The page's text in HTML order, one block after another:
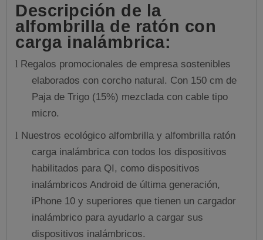
Descripción de la
alfombrilla de ratón con
carga inalámbrica:
l Regalos promocionales de empresa sostenibles
elaborados con corcho natural. Con 150 cm de
Paja de Trigo (15%) mezclada con cable tipo
micro.
l Nuestros ecológico alfombrilla y alfombrilla ratón
carga inalámbrica con todos los dispositivos
habilitados para QI, como dispositivos
inalámbricos Android de última generación,
iPhone 10 y superiores que tienen un cargador
inalámbrico para ayudarlo a cargar sus
dispositivos inalámbricos.